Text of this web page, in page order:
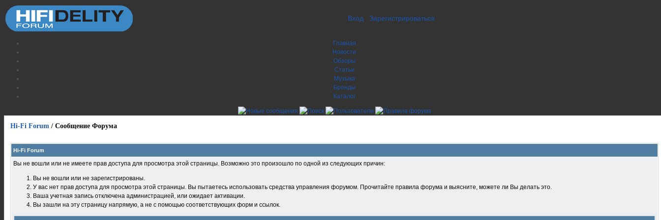
Вход Зарегистрироваться
Главная
Новости
Обзоры
Статьи
Музыка
Бренды
Каталог
Hi-Fi Forum / Сообщение Форума
Hi-Fi Forum
Вы не вошли или не имеете прав доступа для просмотра этой страницы. Возможно это произошло по одной из следующих причин:
Вы не вошли или не зарегистрированы.
У вас нет прав доступа для просмотра этой страницы. Вы пытаетесь использовать средства управления форумом. Прочитайте правила форума и выясните, можете ли Вы делать это.
Ваша учетная запись отключена администрацией, или ожидает активации.
Вы зашли на эту страницу напрямую, а не с помощью соответствующих форм и ссылок.